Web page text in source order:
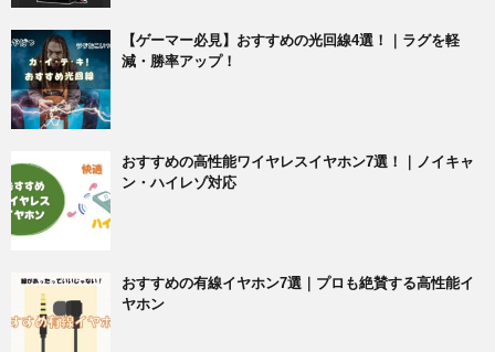
【ゲーマー必見】おすすめの光回線4選！｜ラグを軽
減・勝率アップ！
おすすめの高性能ワイヤレスイヤホン7選！｜ノイキャ
ン・ハイレゾ対応
おすすめの有線イヤホン7選｜プロも絶賛する高性能イ
ヤホン